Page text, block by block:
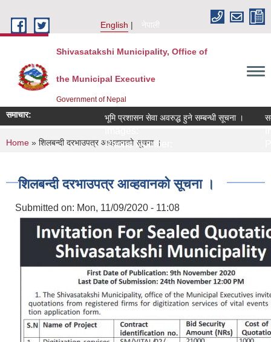
English
नेपाली
Shivasatakshi Municipality, Office of
the Municipal Executive
Government of Nepal
समाचार: भूमि प्रशासन सेवा अवरुद्ध हुने सम्बन्धी सूचना ।
Phone Number:
You are here
Home » शिलबन्दी दरभाउपत्र आव्हवानकाे सूचना ।
शिलबन्दी दरभाउपत्र आव्हवानकाे सूचना ।
Submitted on: Mon, 11/09/2020 - 11:08